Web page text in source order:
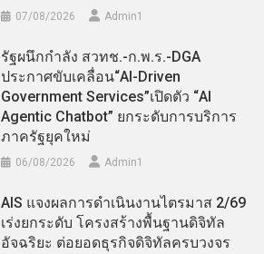
07/08/2026 Admin​1
รัฐผนึกกำลัง สวทช.-ก.พ.ร.-DGA
ประกาศขับเคลื่อน“AI-Driven
Government Services”เปิดตัว “AI
Agentic Chatbot” ยกระดับการบริการ
ภาครัฐยุคใหม่
06/08/2026 Admin​1
AIS แจงผลการดำเนินงานไตรมาส 2/69
เร่งยกระดับ โครงสร้างพื้นฐานดิจิทัล
อัจฉริยะ ต่อยอดธุรกิจดิจิทัลครบวงจร